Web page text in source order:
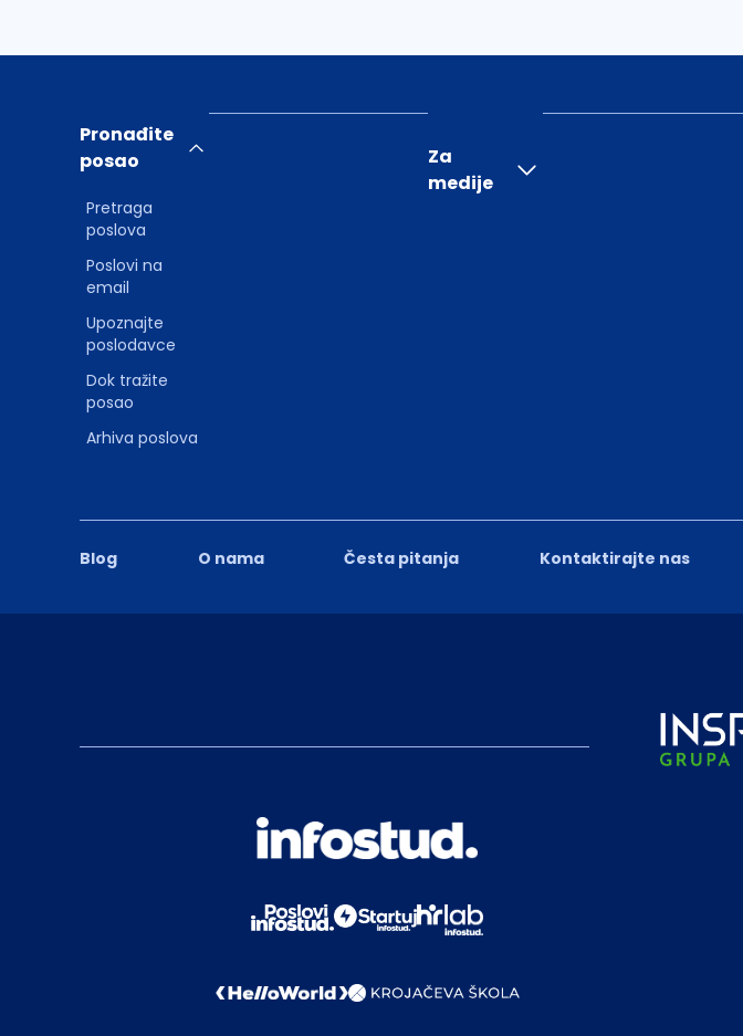
Blog O nama Česta pitanja Kontaktirajte nas
Pronađite
posao
Pretraga
poslova
Poslovi na
email
Upoznajte
poslodavce
Dok tražite
posao
Arhiva poslova
Za
medije